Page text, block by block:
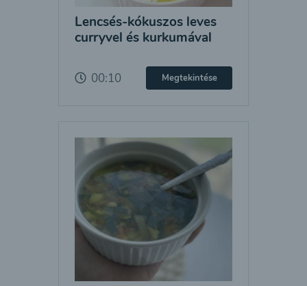
Lencsés-kókuszos leves
curryvel és kurkumával
00:10 Megtekintése